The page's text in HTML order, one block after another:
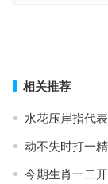
相关推荐
水花压岸指代
动不失时打一
今期生肖一二